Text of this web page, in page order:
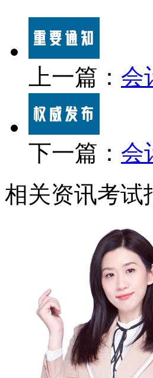
上一篇： 会
下一篇： 会
相关资讯考试